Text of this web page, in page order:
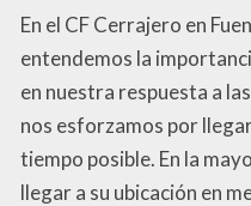
En el CF Cerrajero en
entendemos la
en nuestra respuesta a
nos esforzamos por
tiempo posible. En la
llegar a su ubicación en